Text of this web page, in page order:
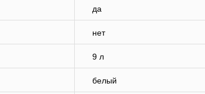
да
нет
9 л
белый